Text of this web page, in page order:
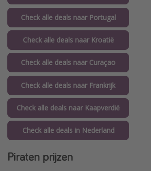
Check alle deals naar Portugal
Check alle deals naar Kroatië
Check alle deals naar Curaçao
Check alle deals naar Frankrijk
Check alle deals naar Kaapverdië
Check alle deals in Nederland
Piraten prijzen